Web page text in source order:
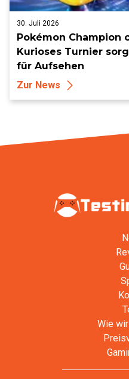
30. Juli 2026
Pokémon Champion
Kurioses Turnier
für Aufsehen
Zur News
Wie